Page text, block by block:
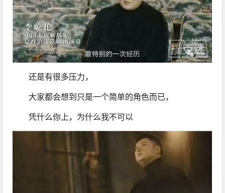
还是有很多压力，
大家都会想到只是一个简单的角色而已，
凭什么你上，为什么我不可以